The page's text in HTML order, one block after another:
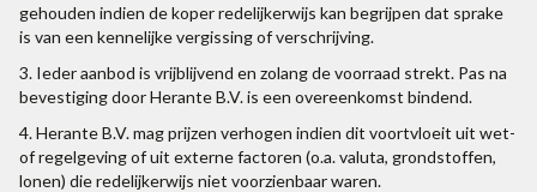
gehouden indien de koper redelijkerwijs kan begrijpen dat sprake
is van een kennelijke vergissing of verschrijving.
3. Ieder aanbod is vrijblijvend en zolang de voorraad strekt. Pas na
bevestiging door Herante B.V. is een overeenkomst bindend.
4. Herante B.V. mag prijzen verhogen indien dit voortvloeit uit wet-
of regelgeving of uit externe factoren (o.a. valuta, grondstoffen,
lonen) die redelijkerwijs niet voorzienbaar waren.